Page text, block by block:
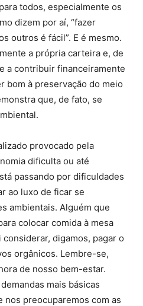
todos, especialmente os
dizem por aí, “fazer
outros é fácil”. E é mesmo.
a própria carteira e, de
a contribuir financeiramente
bom à preservação do meio
que, de fato, se
provocado pela
dificulta ou até
passando por dificuldades
ao luxo de ficar se
ambientais. Alguém que
colocar comida à mesa
digamos, pagar o
orgânicos. Lembre-se,
de nosso bem-estar.
mais básicas
preocuparemos com as